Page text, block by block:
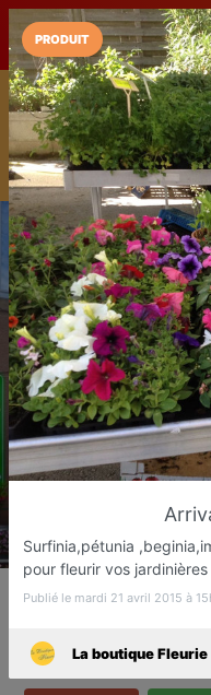
LaCarte
Installez
Téléchargez
commerces
Télécharger
La
PRODUIT
Surfinia,pétunia
pour fleurir vos jardinières
Publié le mardi 21 avril 2015 à
La boutique Fleurie